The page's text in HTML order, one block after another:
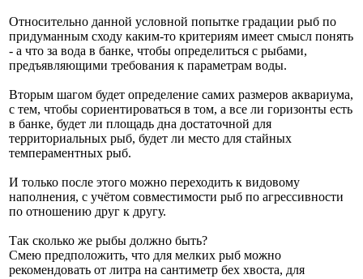
Относительно данной условной попытке градации рыб по
придуманным сходу каким-то критериям имеет смысл понять
- а что за вода в банке, чтобы определиться с рыбами,
предъявляющими требования к параметрам воды.
Вторым шагом будет определение самих размеров аквариума,
с тем, чтобы сориентироваться в том, а все ли горизонты есть
в банке, будет ли площадь дна достаточной для
территориальных рыб, будет ли место для стайных
темпераментных рыб.
И только после этого можно переходить к видовому
наполнения, с учётом совместимости рыб по агрессивности
по отношению друг к другу.
Так сколько же рыбы должно быть?
Смею предположить, что для мелких рыб можно
рекомендовать от литра на сантиметр бех хвоста, для